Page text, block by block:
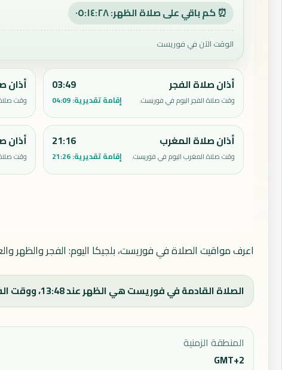
⏰ كم باقي على صلاة الظهر: ٠٥:١٤:٢٧
الوقت الآن في فوريست
أذان صلاة الفجر
وقت صلاة الفجر اليوم في فوريست.
03:49
إقامة تقديرية:04:09
أذان
وقت
أذان صلاة المغرب
وقت صلاة المغرب اليوم في فوريست.
21:16
إقامة تقديرية:21:26
أذان
وقت
اعرف مواقيت الصلاة في فوريست، بلجيكا اليوم: الفجر والظهر
الصلاة القادمة في فوريست هي الظهر عند 13:48، ووقت الفجر اليوم 03:49.
المنطقة الزمنية
GMT+2